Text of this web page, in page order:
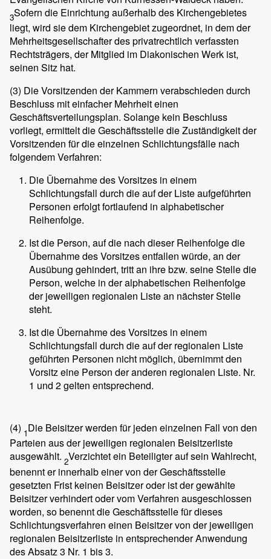
3Sofern die Einrichtung außerhalb des Kirchengebietes
liegt, wird sie dem Kirchengebiet zugeordnet, in dem der
Mehrheitsgesellschafter des privatrechtlich verfassten
Rechtsträgers, der Mitglied im Diakonischen Werk ist,
seinen Sitz hat.
(3) Die Vorsitzenden der Kammern verabschieden durch
Beschluss mit einfacher Mehrheit einen
Geschäftsverteilungsplan. Solange kein Beschluss
vorliegt, ermittelt die Geschäftsstelle die Zuständigkeit der
Vorsitzenden für die einzelnen Schlichtungsfälle nach
folgendem Verfahren:
Die Übernahme des Vorsitzes in einem
Schlichtungsfall durch die auf der Liste aufgeführten
Personen erfolgt fortlaufend in alphabetischer
Reihenfolge.
Ist die Person, auf die nach dieser Reihenfolge die
Übernahme des Vorsitzes entfallen würde, an der
Ausübung gehindert, tritt an ihre bzw. seine Stelle die
Person, welche in der alphabetischen Reihenfolge
der jeweiligen regionalen Liste an nächster Stelle
steht.
Ist die Übernahme des Vorsitzes in einem
Schlichtungsfall durch die auf der regionalen Liste
geführten Personen nicht möglich, übernimmt den
Vorsitz eine Person der anderen regionalen Liste. Nr.
1 und 2 gelten entsprechend.
(4) 1Die Beisitzer werden für jeden einzelnen Fall von den
Parteien aus der jeweiligen regionalen Beisitzerliste
ausgewählt. 2Verzichtet ein Beteiligter auf sein Wahlrecht,
benennt er innerhalb einer von der Geschäftsstelle
gesetzten Frist keinen Beisitzer oder ist der gewählte
Beisitzer verhindert oder vom Verfahren ausgeschlossen
worden, so benennt die Geschäftsstelle für dieses
Schlichtungsverfahren einen Beisitzer von der jeweiligen
regionalen Beisitzerliste in entsprechender Anwendung
des Absatz 3 Nr. 1 bis 3.